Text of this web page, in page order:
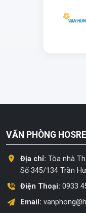
VĂN PHÒNG
Địa chỉ: Tòa nhà
Số 345/134 Trần
Điện Thoại: 0933
Email: